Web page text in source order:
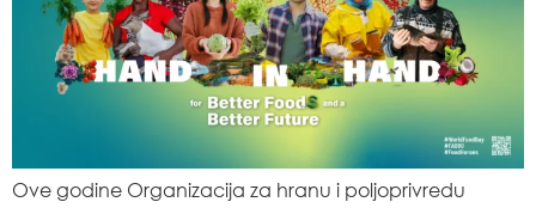
Ove godine Organizacija za hranu i poljoprivredu